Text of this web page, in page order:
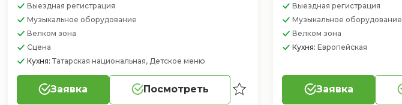
Выездная регистрация
Музыкальное оборудование
Велком зона
Сцена
Кухня: Татарская национальная, Детское меню
Заявка Посмотреть
Выездная регистрация
Музыкальное оборудование
Велком зона
Кухня:Европейская
Заявка